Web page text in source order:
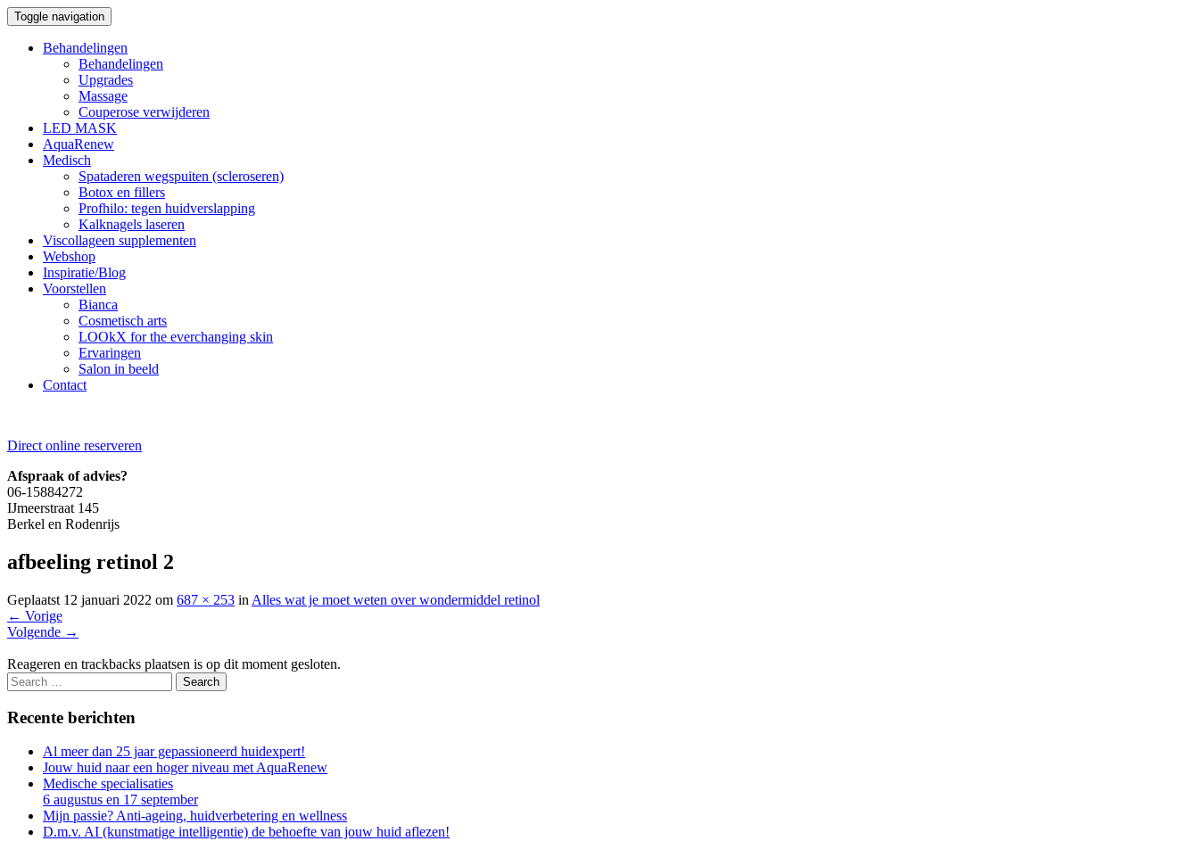
Toggle navigation
Behandelingen
Behandelingen
Upgrades
Massage
Couperose verwijderen
LED MASK
AquaRenew
Medisch
Spataderen wegspuiten (scleroseren)
Botox en fillers
Profhilo: tegen huidverslapping
Kalknagels laseren
Viscollageen supplementen
Webshop
Inspiratie/Blog
Voorstellen
Bianca
Cosmetisch arts
LOOkX for the everchanging skin
Ervaringen
Salon in beeld
Contact
Direct online reserveren
Afspraak of advies?
06-15884272
IJmeerstraat 145
Berkel en Rodenrijs
afbeeling retinol 2
Geplaatst 12 januari 2022 om 687 × 253 in Alles wat je moet weten over wondermiddel retinol
← Vorige
Volgende →
Reageren en trackbacks plaatsen is op dit moment gesloten.
Recente berichten
Al meer dan 25 jaar gepassioneerd huidexpert!
Jouw huid naar een hoger niveau met AquaRenew
Medische specialisaties
6 augustus en 17 september
Mijn passie? Anti-ageing, huidverbetering en wellness
D.m.v. AI (kunstmatige intelligentie) de behoefte van jouw huid aflezen!